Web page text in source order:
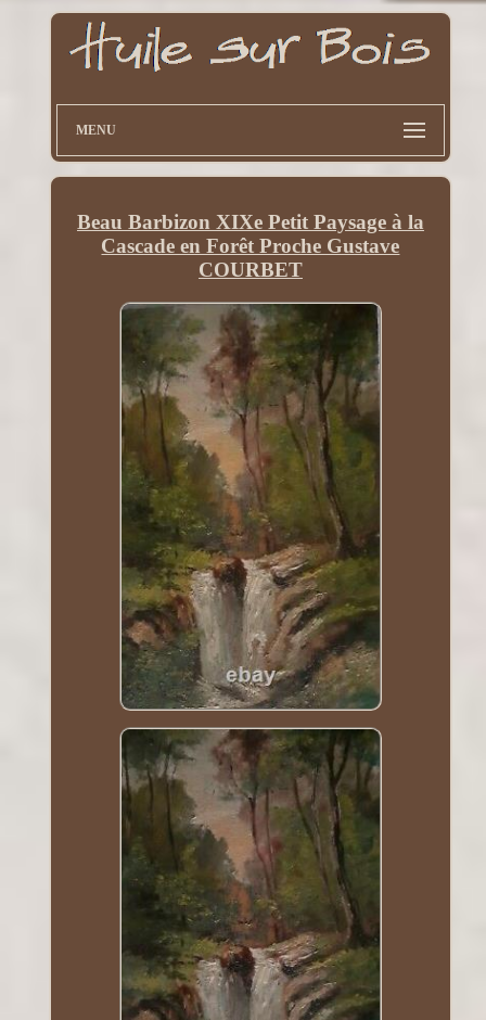
MENU
Beau Barbizon XIXe Petit Paysage à la
Cascade en Forêt Proche Gustave
COURBET